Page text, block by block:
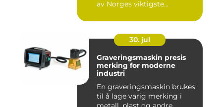
av Norges viktigste
30. jul
Graveringsmaskin presis
merking for moderne
industri
En graveringsmaskin brukes
til å lage varig merking i